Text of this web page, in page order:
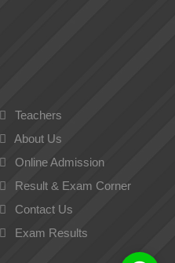
Teachers
About Us
Online Admission
Result & Exam Corner
Contact Us
Exam Results